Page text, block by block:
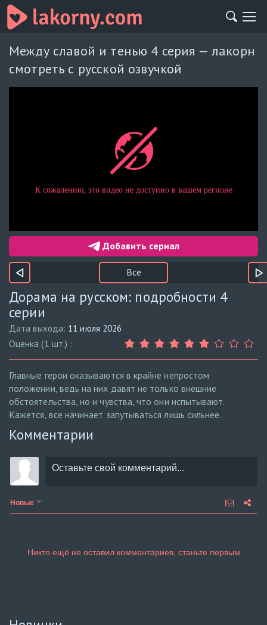
Между славой и тенью 4 серия — лакорн
смотреть с русской озвучкой
Добавить сериал
Все
Дорама на русском: подробности 4
серии
Дата выхода: 11 июля 2026
Оценка (1 шт.) :
Главные герои оказываются в крайне непростом
положении, ведь на них давят не только внешние
обстоятельства, но и чувства, что они испытывают.
Кажется, все начинает запутываться лишь сильнее.
Комментарии
Новые